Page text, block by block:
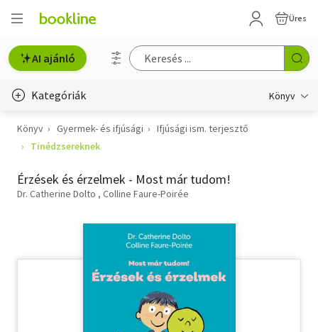
Üres
AI ajánló
Kategóriák Könyv
Életmód, egészség
Gyermek- és ifjúsági
Hobbi, szabadidő
Könyv Gyermek- és ifjúsági
Ifjúsági ism. terjesztő
Tinédzsereknek
Érzések és érzelmek - Most már tudom!
Dr. Catherine Dolto Colline Faure-Poirée